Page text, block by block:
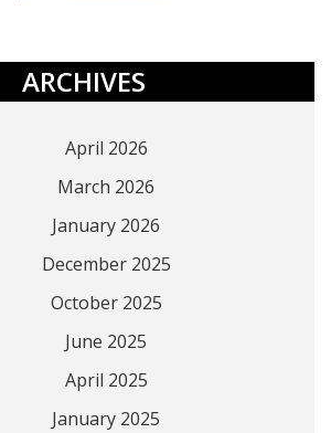
ARCHIVES
April 2026
March 2026
January 2026
December 2025
October 2025
June 2025
April 2025
January 2025